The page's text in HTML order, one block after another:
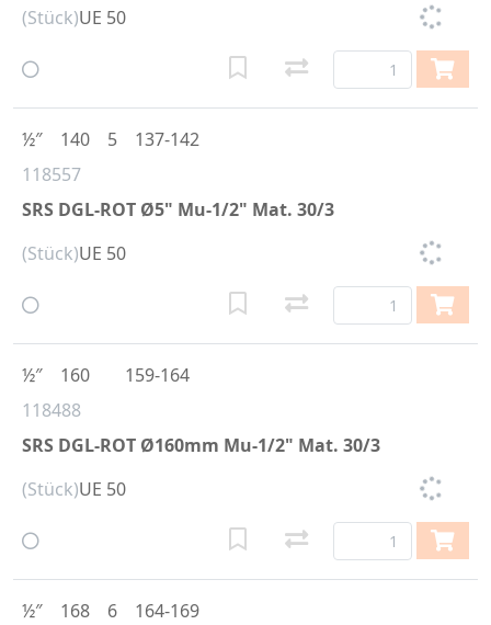
(Stück)UE 50
118557
SRS DGL-ROT Ø5" Mu-1/2" Mat. 30/3
½″ 140 5 137-142
(Stück)UE 50
118488
SRS DGL-ROT Ø160mm Mu-1/2" Mat. 30/3
½″ 160 159-164
(Stück)UE 50
½″ 168 6 164-169